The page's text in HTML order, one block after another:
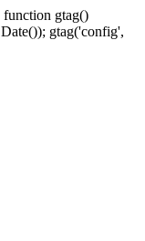
gtag()
gtag('config',